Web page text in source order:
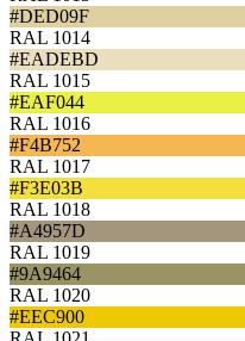
#DED09F
RAL 1014
#EADEBD
RAL 1015
#EAF044
RAL 1016
#F4B752
RAL 1017
#F3E03B
RAL 1018
#A4957D
RAL 1019
#9A9464
RAL 1020
#EEC900